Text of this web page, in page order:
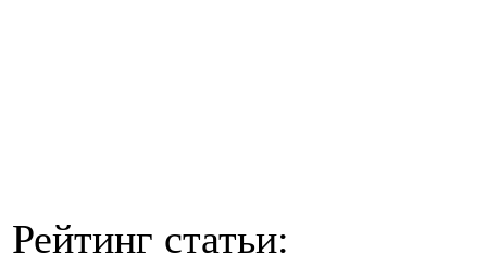
Рейтинг статьи: